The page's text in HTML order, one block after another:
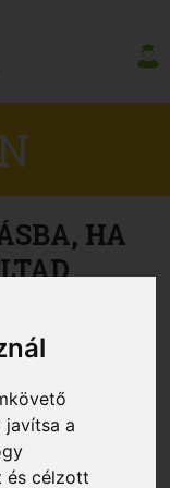
javítsa a
és célzott
HA